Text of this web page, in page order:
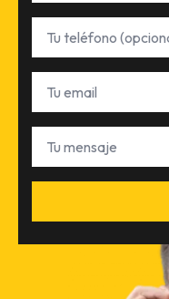
Teléfono
Email
Tu
mensaje